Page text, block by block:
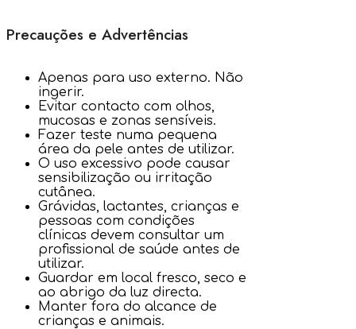
Precauções e Advertências
Apenas para uso externo. Não
ingerir.
Evitar contacto com olhos,
mucosas e zonas sensíveis.
Fazer teste numa pequena
área da pele antes de utilizar.
O uso excessivo pode causar
sensibilização ou irritação
cutânea.
Grávidas, lactantes, crianças e
pessoas com condições
clínicas devem consultar um
profissional de saúde antes de
utilizar.
Guardar em local fresco, seco e
ao abrigo da luz directa.
Manter fora do alcance de
crianças e animais.